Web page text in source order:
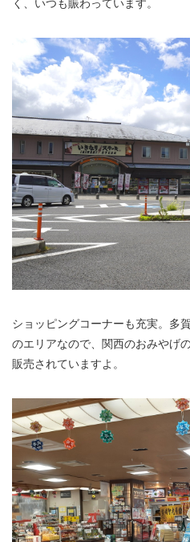
く、いつも賑わっています。
ショッピングコーナーも充実。多
のエリアなので、関西のおみやげ
販売されていますよ。